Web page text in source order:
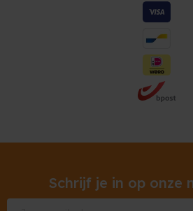
Schrijf je in op onze